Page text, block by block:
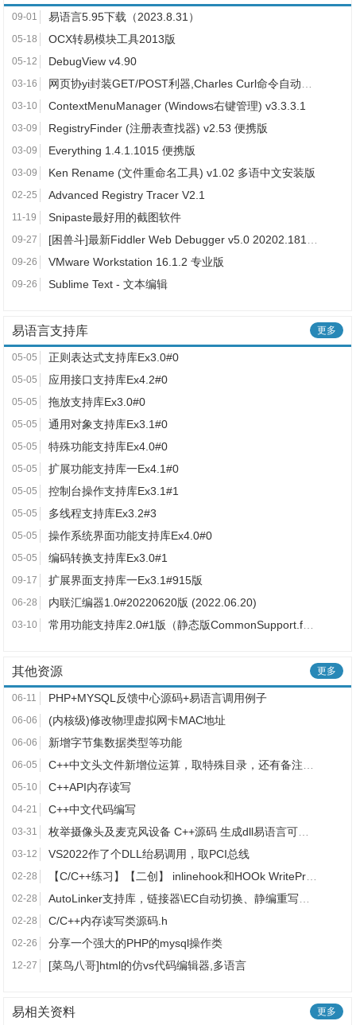
09-01 易语言5.95下载（2023.8.31）
05-18 OCX转易模块工具2013版
05-12 DebugView v4.90
03-16
03-10 ContextMenuManager (Windows右键管理) v3.3.3.1
03-09 RegistryFinder (注册表查找器) v2.53 便携版
03-09 Everything 1.4.1.1015 便携版
03-09 Ken Rename (文件重命名工具) v1.02 多语中文安装版
02-25 Advanced Registry Tracer V2.1
11-19 Snipaste最好用的截图软件
09-27
09-26 VMware Workstation 16.1.2 专业版
09-26 Sublime Text - 文本编辑
易语言支持库 更多
05-05 正则表达式支持库Ex3.0#0
05-05 应用接口支持库Ex4.2#0
05-05 拖放支持库Ex3.0#0
05-05 通用对象支持库Ex3.1#0
05-05 特殊功能支持库Ex4.0#0
05-05 扩展功能支持库一Ex4.1#0
05-05 控制台操作支持库Ex3.1#1
05-05 多线程支持库Ex3.2#3
05-05 操作系统界面功能支持库Ex4.0#0
05-05 编码转换支持库Ex3.0#1
09-17 扩展界面支持库一Ex3.1#915版
06-28 内联汇编器1.0#20220620版 (2022.06.20)
03-10
其他资源 更多
06-11 PHP+MYSQL反馈中心源码+易语言调用例子
06-06 (内核级)修改物理虚拟网卡MAC地址
06-06 新增字节集数据类型等功能
06-05
05-10 C++API内存读写
04-21 C++中文代码编写
03-31
03-12 VS2022作了个DLL绐易调用，取PCI总线
02-28
02-28
02-28 C/C++内存读写类源码.h
02-26 分享一个强大的PHP的mysql操作类
12-27 [菜鸟八哥]html的仿vs代码编辑器,多语言
易相关资料 更多